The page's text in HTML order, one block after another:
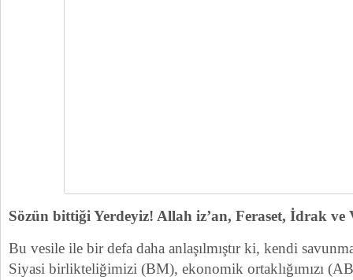
Sözün bittiği Yerdeyiz! Allah iz’an, Feraset, İdrak ve
Bu vesile ile bir defa daha anlaşılmıştır ki, kendi
Siyasi birlikteliğimizi (BM), ekonomik ortaklığımızı